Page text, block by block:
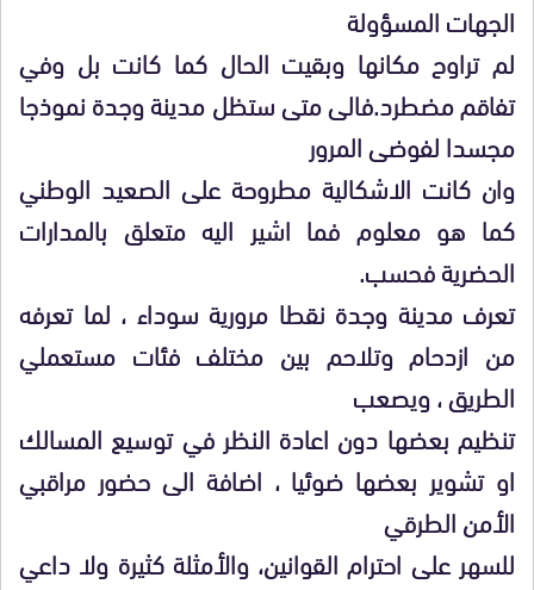
الجهات المسؤولة
لم تراوح مكانها وبقيت الحال كما كانت بل وفي
تفاقم مضطرد.فالى متى ستظل مدينة وجدة نموذجا
مجسدا لفوضى المرور
وان كانت الاشكالية مطروحة على الصعيد الوطني
كما هو معلوم فما اشير اليه متعلق بالمدارات
الحضرية فحسب.
تعرف مدينة وجدة نقطا مرورية سوداء ، لما تعرفه
من ازدحام وتلاحم بين مختلف فئات مستعملي
الطريق ، ويصعب
تنظيم بعضها دون اعادة النظر في توسيع المسالك
او تشوير بعضها ضوئيا ، اضافة الى حضور مراقبي
الأمن الطرقي
للسهر على احترام القوانين، والأمثلة كثيرة ولا داعي